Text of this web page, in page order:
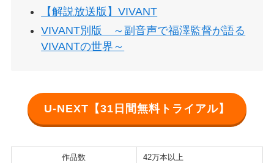
【解説放送版】VIVANT
VIVANT別版 ～副音声で福澤監督が語る
VIVANTの世界～
U-NEXT【31日間無料トライアル】
作品数 42万本以上